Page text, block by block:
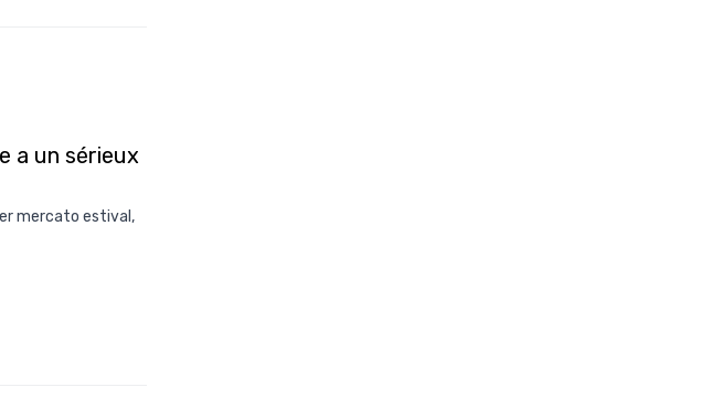
a un sérieux
mercato estival,